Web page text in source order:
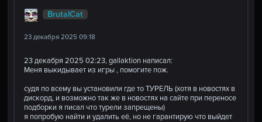
BrutalCat
23 декабря 2025 09:18
23 декабря 2025 02:23, gallaktion написал:
Меня выкидывает из игры , помогите пож.
судя по всему вы установили где то ТУРЕЛЬ (хотя в новостях в
дискорд, и возможно так же в новостях на сайте при переносе
подборки я писал что турели запрещены)
я попробую найти и удалить её, но не гарантирую что выйдет